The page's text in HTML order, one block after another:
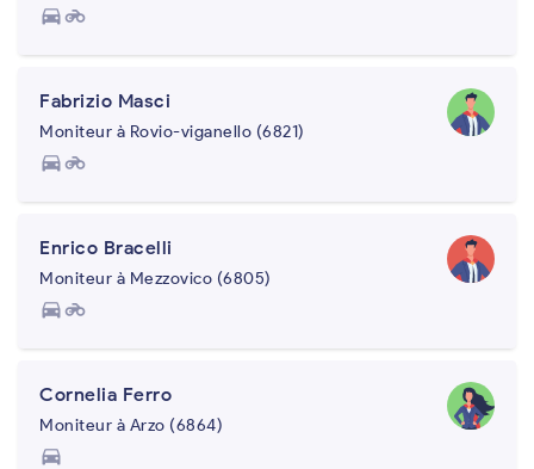
directions_carmotorcycle
Fabrizio Masci
Moniteur à Rovio-viganello (6821)
directions_carmotorcycle
Enrico Bracelli
Moniteur à Mezzovico (6805)
directions_carmotorcycle
Cornelia Ferro
Moniteur à Arzo (6864)
directions_car